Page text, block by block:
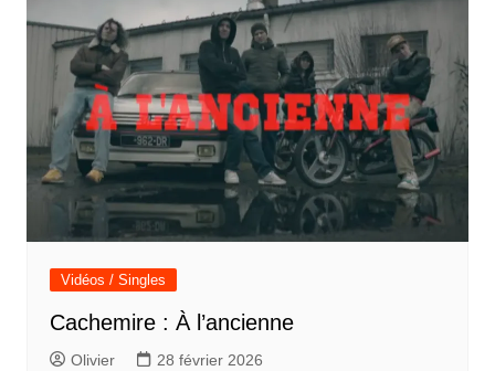
Vidéos / Singles
Cachemire : À l’ancienne
Olivier 28 février 2026